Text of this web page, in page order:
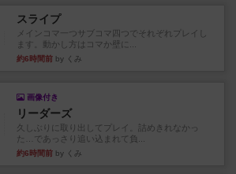
スライプ
メインコマ一つサブコマ四つでそれぞれプレイし
ます。動かし方はコマか壁に...
約6時間前 by くみ
画像付き
リーダーズ
久しぶりに取り出してプレイ。詰めきれなかっ
た…であっさり追い込まれて負...
約6時間前 by くみ